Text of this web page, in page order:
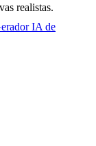
realistas.
IA de